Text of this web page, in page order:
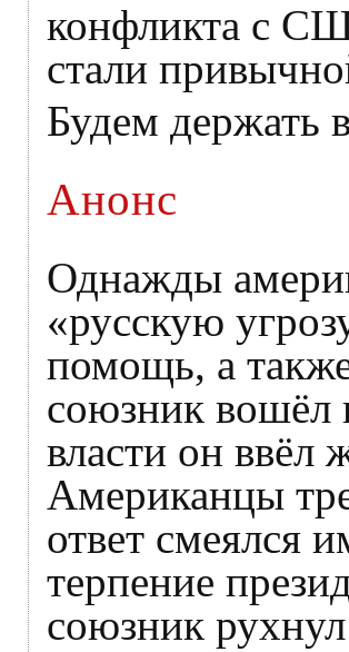
конфликта с
стали
Будем держать
Анонс
Однажды
«русскую
помощь, а
союзник вошёл
власти он ввёл
Американцы
ответ смеялся
терпение
союзник